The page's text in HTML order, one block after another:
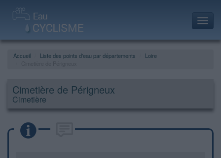
Accueil Liste des points d'eau par départements
Loire
Cimetière de Périgneux
Cimetière